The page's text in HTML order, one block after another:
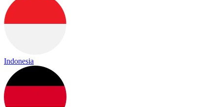
Indonesia